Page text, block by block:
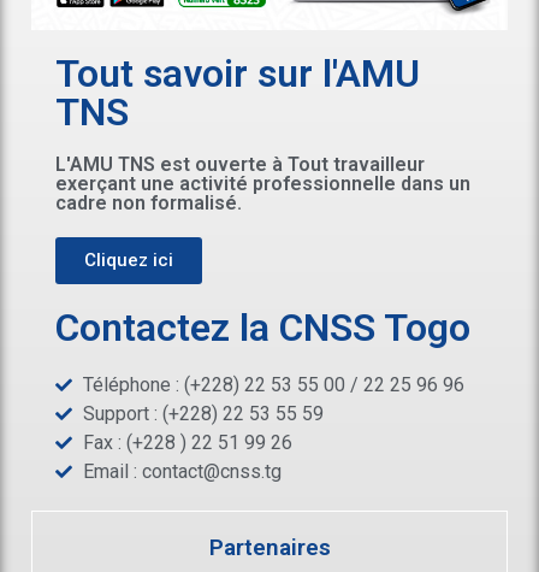
Tout savoir sur l'AMU
TNS
L'AMU TNS est ouverte à Tout travailleur
exerçant une activité professionnelle dans un
cadre non formalisé.
Cliquez ici
Contactez la CNSS Togo
Téléphone : (+228) 22 53 55 00 / 22 25 96 96
Support : (+228) 22 53 55 59
Fax : (+228 ) 22 51 99 26
Email : contact@cnss.tg
Partenaires